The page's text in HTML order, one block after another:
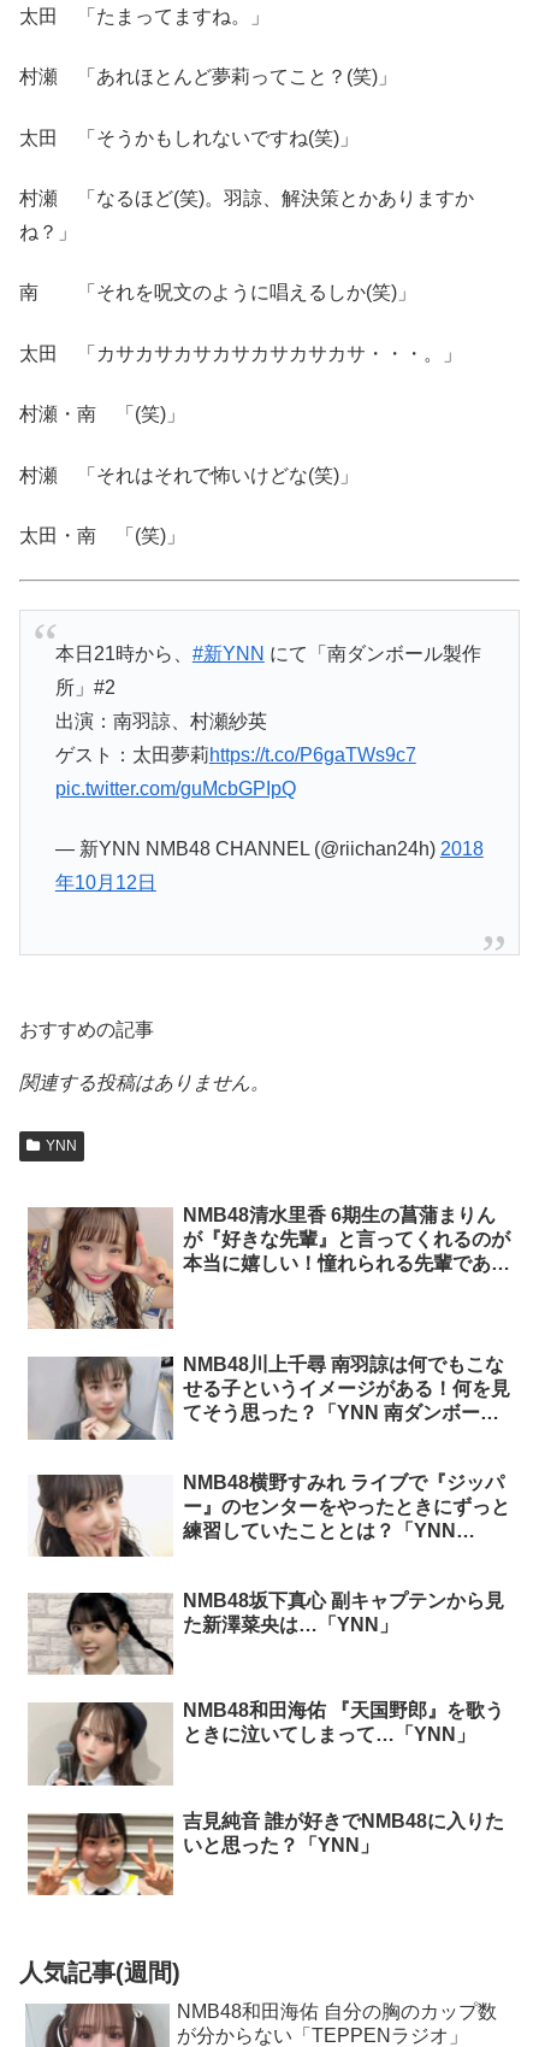
太田 「たまってますね。」
村瀬 「あれほとんど夢莉ってこと？(笑)」
太田 「そうかもしれないですね(笑)」
村瀬 「なるほど(笑)。羽諒、解決策とかありますか
ね？」
南 「それを呪文のように唱えるしか(笑)」
太田 「カサカサカサカサカサカサカサ・・・。」
村瀬・南 「(笑)」
村瀬 「それはそれで怖いけどな(笑)」
太田・南 「(笑)」
本日21時から、 #新YNN にて「南ダンボール製作
所」#2
出演：南羽諒、村瀬紗英
ゲスト：太田夢莉https://t.co/P6gaTWs9c7
pic.twitter.com/guMcbGPIpQ
— 新YNN NMB48 CHANNEL (@riichan24h) 2018
年10月12日
おすすめの記事
関連する投稿はありません。
YNN
NMB48清水里香 6期生の菖蒲まりん
が『好きな先輩』と言ってくれるのが
本当に嬉しい！憧れられる先輩であり
NMB48川上千尋 南羽諒は何でもこな
せる子というイメージがある！何を見
てそう思った？「YNN 南ダンボール
NMB48横野すみれ ライブで『ジッパ
ー』のセンターをやったときにずっと
練習していたこととは？「YNN
NMB48坂下真心 副キャプテンから見
た新澤菜央は…「YNN」
NMB48和田海佑 『天国野郎』を歌う
ときに泣いてしまって…「YNN」
吉見純音 誰が好きでNMB48に入りた
いと思った？「YNN」
人気記事(週間)
NMB48和田海佑 自分の胸のカップ数
が分からない「TEPPENラジオ」